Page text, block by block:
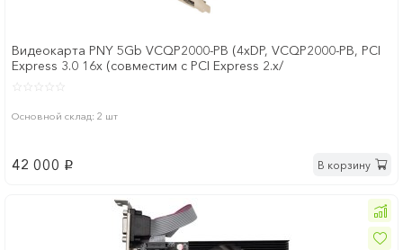
Видеокарта PNY 5Gb VCQP2000-PB (4xDP, VCQP2000-PB, PCI
Express 3.0 16x (совместим с PCI Express 2.x/
Основной склад: 2 шт
42 000 p В корзину